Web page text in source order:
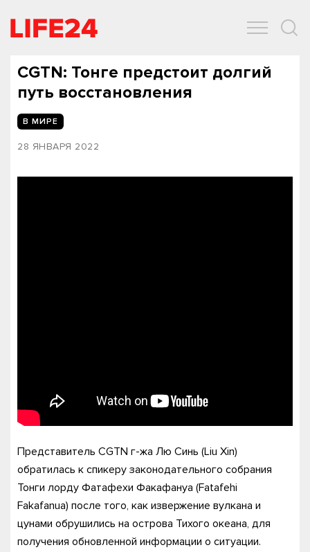
CGTN: Тонге предстоит долгий
путь восстановления
В МИРЕ
28 ЯНВАРЯ 2022
Представитель CGTN г-жа Лю Синь (Liu Xin)
обратилась к спикеру законодательного собрания
Тонги лорду Фатафехи Факафануа (Fatafehi
Fakafanua) после того, как извержение вулкана и
цунами обрушились на острова Тихого океана, для
получения обновленной информации о ситуации.